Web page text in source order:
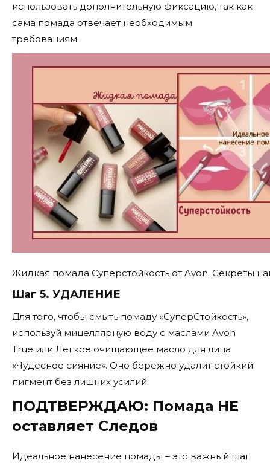
использовать дополнительную фиксацию, так как
сама помада отвечает необходимым
требованиям.
Жидкая помада Суперстойкость от Avon. Секреты
Шаг 5. УДАЛЕНИЕ
Для того, чтобы смыть помаду «СуперСтойкость»,
используй мицеллярную воду с маслами Avon
True или Легкое очищающее масло для лица
«Чудесное сияние». Оно бережно удалит стойкий
пигмент без лишних усилий.
ПОДТВЕРЖДАЮ: Помада НЕ
оставляет Следов
Идеальное нанесение помады – это важный шаг